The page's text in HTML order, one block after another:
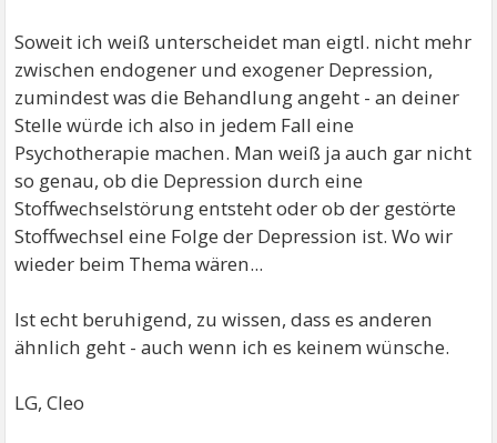
Soweit ich weiß unterscheidet man eigtl. nicht mehr
zwischen endogener und exogener Depression,
zumindest was die Behandlung angeht - an deiner
Stelle würde ich also in jedem Fall eine
Psychotherapie machen. Man weiß ja auch gar nicht
so genau, ob die Depression durch eine
Stoffwechselstörung entsteht oder ob der gestörte
Stoffwechsel eine Folge der Depression ist. Wo wir
wieder beim Thema wären...
Ist echt beruhigend, zu wissen, dass es anderen
ähnlich geht - auch wenn ich es keinem wünsche.
LG, Cleo